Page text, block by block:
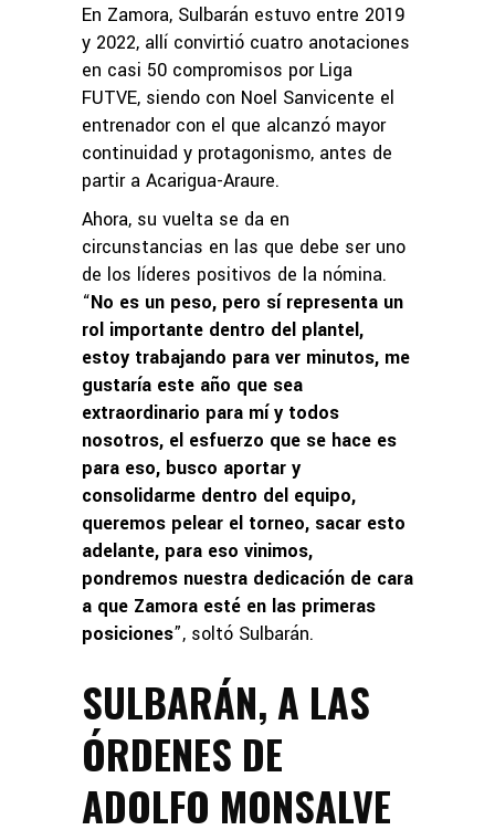
En Zamora, Sulbarán estuvo entre 2019
y 2022, allí convirtió cuatro anotaciones
en casi 50 compromisos por Liga
FUTVE, siendo con Noel Sanvicente el
entrenador con el que alcanzó mayor
continuidad y protagonismo, antes de
partir a Acarigua-Araure.
Ahora, su vuelta se da en
circunstancias en las que debe ser uno
de los líderes positivos de la nómina.
“No es un peso, pero sí representa un
rol importante dentro del plantel,
estoy trabajando para ver minutos, me
gustaría este año que sea
extraordinario para mí y todos
nosotros, el esfuerzo que se hace es
para eso, busco aportar y
consolidarme dentro del equipo,
queremos pelear el torneo, sacar esto
adelante, para eso vinimos,
pondremos nuestra dedicación de cara
a que Zamora esté en las primeras
posiciones”, soltó Sulbarán.
SULBARÁN, A LAS
ÓRDENES DE
ADOLFO MONSALVE